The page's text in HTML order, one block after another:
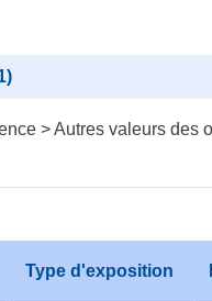
> Autres valeurs des
Type d'exposition